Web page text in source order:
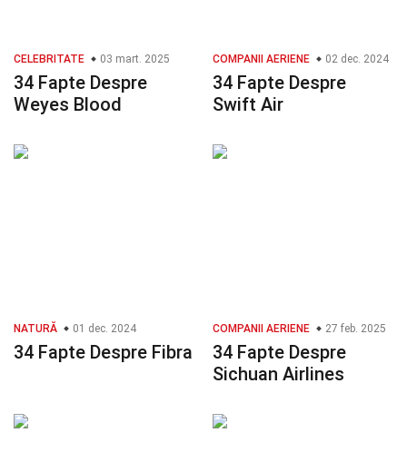
CELEBRITATE 03 mart. 2025
34 Fapte Despre
Weyes Blood
COMPANII AERIENE 02 dec. 2024
34 Fapte Despre
Swift Air
NATURĂ 01 dec. 2024
34 Fapte Despre Fibra
COMPANII AERIENE 27 feb. 2025
34 Fapte Despre
Sichuan Airlines